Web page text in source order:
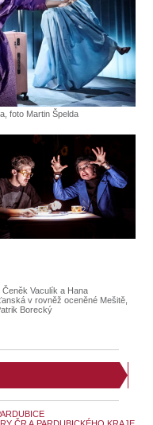
foto Martin Špelda
Čeněk Vaculík a Hana
v rovněž oceněné Mešitě,
Borecký